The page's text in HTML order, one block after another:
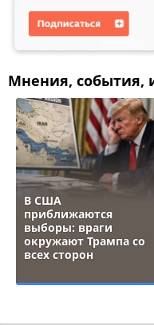
Мнения, события,
В США
приближаются
выборы: враги
окружают Трампа со
всех сторон